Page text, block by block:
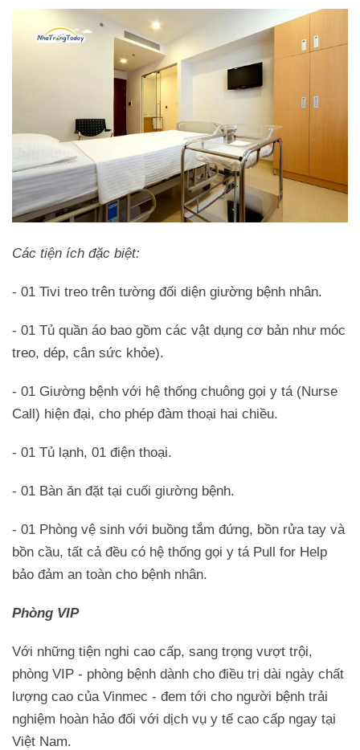
Các tiện ích đặc biệt:
- 01 Tivi treo trên tường đối diện giường bệnh nhân.
- 01 Tủ quần áo bao gồm các vật dụng cơ bản như móc
treo, dép, cân sức khỏe).
- 01 Giường bệnh với hệ thống chuông gọi y tá (Nurse
Call) hiện đại, cho phép đàm thoại hai chiều.
- 01 Tủ lạnh, 01 điện thoại.
- 01 Bàn ăn đặt tại cuối giường bệnh.
- 01 Phòng vệ sinh với buồng tắm đứng, bồn rửa tay và
bồn cầu, tất cả đều có hệ thống gọi y tá Pull for Help
bảo đảm an toàn cho bệnh nhân.
Phòng VIP
Với những tiện nghi cao cấp, sang trọng vượt trội,
phòng VIP - phòng bệnh dành cho điều trị dài ngày chất
lượng cao của Vinmec - đem tới cho người bệnh trải
nghiệm hoàn hảo đối với dịch vụ y tế cao cấp ngay tại
Việt Nam.